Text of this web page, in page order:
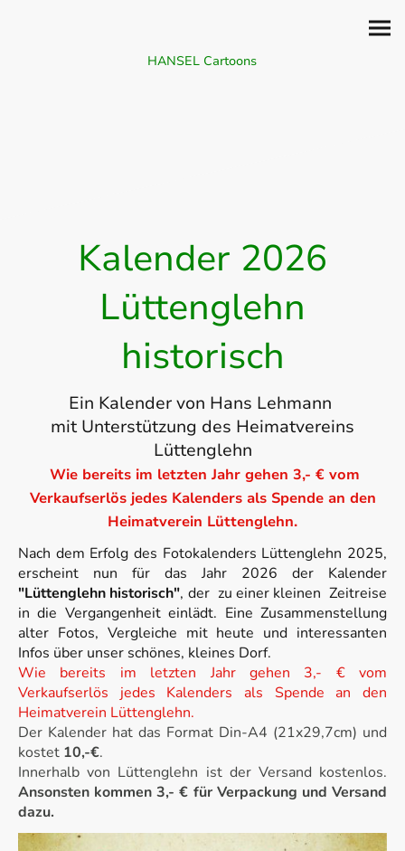
HANSEL Cartoons
Kalender 2026
Lüttenglehn
historisch
Ein Kalender von Hans Lehmann
mit Unterstützung des Heimatvereins
Lüttenglehn
Wie bereits im letzten Jahr gehen 3,- € vom
Verkaufserlös jedes Kalenders als Spende an den
Heimatverein Lüttenglehn.
Nach dem Erfolg des Fotokalenders Lüttenglehn 2025,
erscheint nun für das Jahr 2026 der Kalender
"Lüttenglehn historisch", der zu einer kleinen Zeitreise
in die Vergangenheit einlädt. Eine Zusammenstellung
alter Fotos, Vergleiche mit heute und interessanten
Infos über unser schönes, kleines Dorf.
Wie bereits im letzten Jahr gehen 3,- € vom
Verkaufserlös jedes Kalenders als Spende an den
Heimatverein Lüttenglehn.
Der Kalender hat das Format Din-A4 (21x29,7cm) und
kostet 10,-€.
Innerhalb von Lüttenglehn ist der Versand kostenlos.
Ansonsten kommen 3,- € für Verpackung und Versand
dazu.